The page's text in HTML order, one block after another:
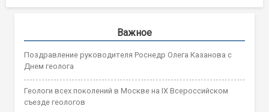
Важное
Поздравление руководителя Роснедр Олега Казанова с
Днем геолога
Геологи всех поколений в Москве на IX Всероссийском
съезде геологов